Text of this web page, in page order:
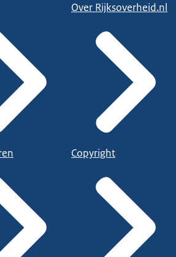
Over Rijksoverheid.nl
Copyright